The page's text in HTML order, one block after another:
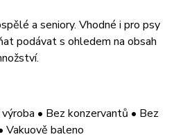
a seniory. Vhodné i pro psy
podávat s ohledem na obsah
• Bez konzervantů • Bez
Vakuově baleno